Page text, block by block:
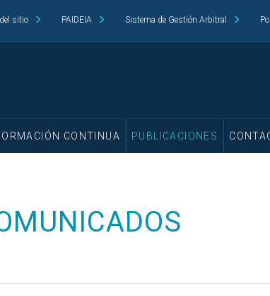
sitio PAIDEIA Sistema de Gestión Arbitral
CONTINUA PUBLICACIONES